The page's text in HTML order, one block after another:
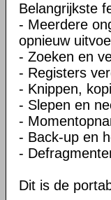
Belangrijkste
- Meerdere
opnieuw
- Zoeken en
- Registers
- Knippen,
- Slepen en
-
- Back-up en
-
Dit is de